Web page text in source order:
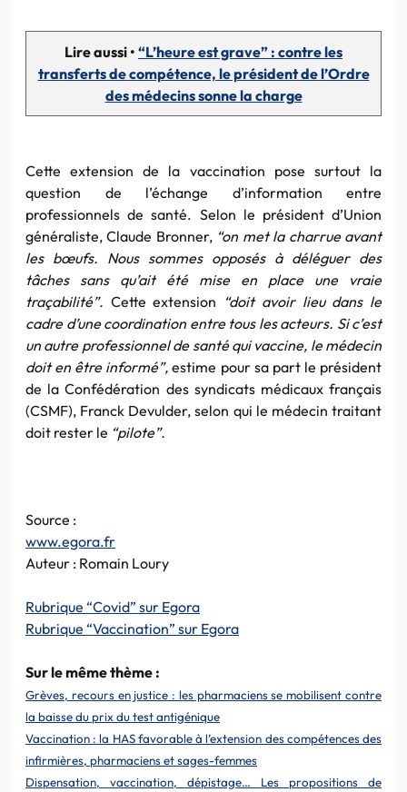
Lire aussi • “L’heure est grave” : contre les
transferts de compétence, le président de l’Ordre
des médecins sonne la charge
Cette extension de la vaccination pose surtout la
question de l’échange d’information entre
professionnels de santé. Selon le président d’Union
généraliste, Claude Bronner, “on met la charrue avant
les bœufs. Nous sommes opposés à déléguer des
tâches sans qu’ait été mise en place une vraie
traçabilité”. Cette extension “doit avoir lieu dans le
cadre d’une coordination entre tous les acteurs. Si c’est
un autre professionnel de santé qui vaccine, le médecin
doit en être informé”,estime pour sa part le président
de la Confédération des syndicats médicaux français
(CSMF), Franck Devulder, selon qui le médecin traitant
doit rester le “pilote”.
Source :
www.egora.fr
Auteur : Romain Loury
Rubrique “Covid” sur Egora
Rubrique “Vaccination” sur Egora
Sur le même thème :
Grèves, recours en justice : les pharmaciens se mobilisent contre
la baisse du prix du test antigénique
Vaccination : la HAS favorable à l’extension des compétences des
infirmières, pharmaciens et sages-femmes
Dispensation, vaccination, dépistage… Les propositions de